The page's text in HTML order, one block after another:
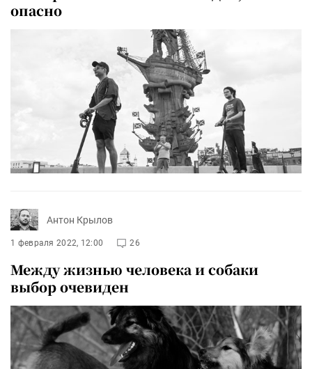
опасно
Антон Крылов
1 февраля 2022, 12:00 26
Между жизнью человека и собаки
выбор очевиден